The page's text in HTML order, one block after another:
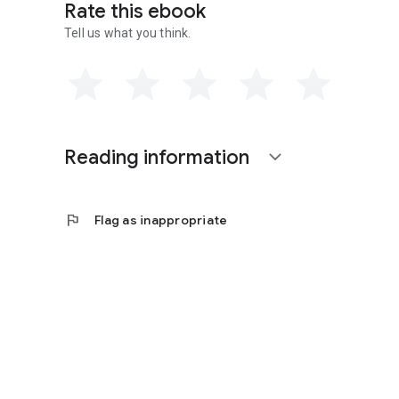
Rate this ebook
Tell us what you think.
Reading information expand_more
flag Flag as inappropriate